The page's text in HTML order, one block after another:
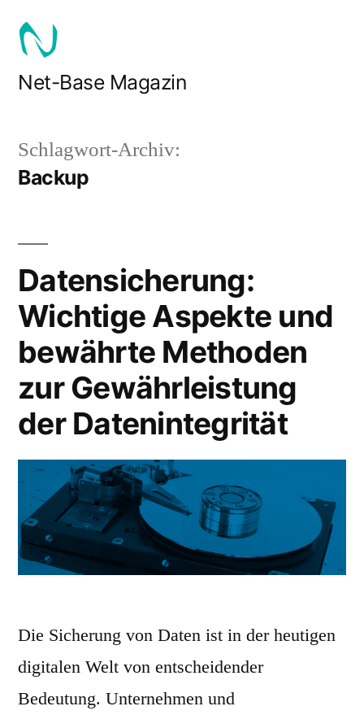
Inhalt
springen
Net-Base Magazin
Schlagwort-Archiv:
Backup
Datensicherung:
Wichtige Aspekte und
bewährte Methoden
zur Gewährleistung
der Datenintegrität
Die Sicherung von Daten ist in der heutigen
digitalen Welt von entscheidender
Bedeutung. Unternehmen und